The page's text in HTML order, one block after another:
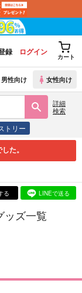
録 ログイン
カート
男性向け 女性向け
詳細
検索
トリー
た。
る LINEで送る
ッズ一覧